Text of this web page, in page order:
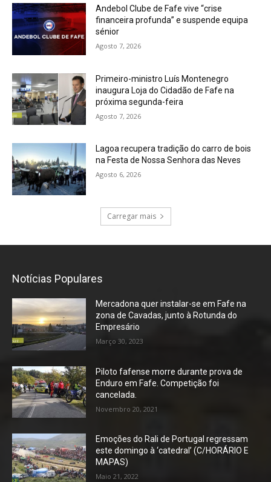
Andebol Clube de Fafe vive “crise
financeira profunda” e suspende equipa
sénior
Agosto 7, 2026
Primeiro-ministro Luís Montenegro
inaugura Loja do Cidadão de Fafe na
próxima segunda-feira
Agosto 7, 2026
Lagoa recupera tradição do carro de bois
na Festa de Nossa Senhora das Neves
Agosto 6, 2026
Carregar mais
Notícias Populares
Mercadona quer instalar-se em Fafe na
zona de Cavadas, junto à Rotunda do
Empresário
Março 30, 2023
Piloto fafense morre durante prova de
Enduro em Fafe. Competição foi
cancelada.
Novembro 20, 2021
Emoções do Rali de Portugal regressam
este domingo à ‘catedral’ (C/HORÁRIO E
MAPAS)
Maio 21, 2022